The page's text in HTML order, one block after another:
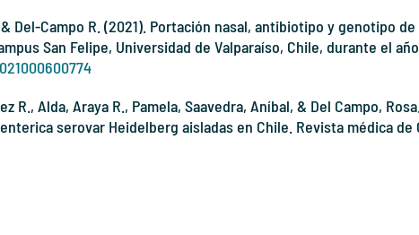
Del-Campo R. (2021). Portación nasal, antibiotipo y genotipo
San Felipe, Universidad de Valparaíso, Chile, durante el
Alda, Araya R., Pamela, Saavedra, Aníbal, & Del Campo,
serovar Heidelberg aisladas en Chile. Revista médica de